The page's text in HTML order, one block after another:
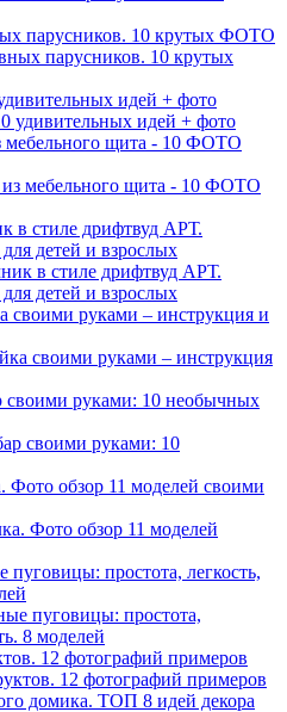
парусников. 10 крутых ФОТО
идей + фото
мебельного щита - 10 ФОТО
в стиле дрифтвуд АРТ.
детей и взрослых
своими руками – инструкция и
руками: 10 необычных
Фото обзор 11 моделей своими
простота, легкость,
12 фотографий примеров
домика. ТОП 8 идей декора